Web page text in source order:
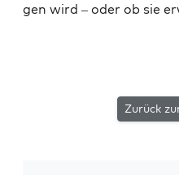
gen wird – oder ob sie
Zurück